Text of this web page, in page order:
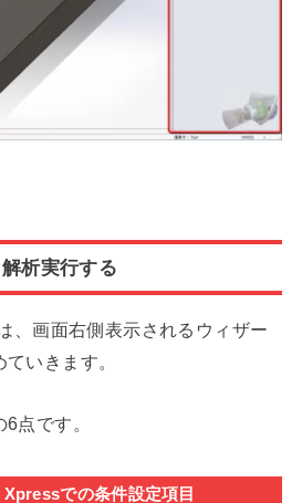
析実行する
、画面右側表示されるウィザー
いきます。
点です。
での条件設定項目